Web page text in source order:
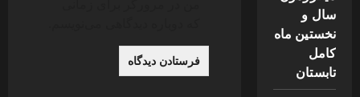
سال و
نخستین ماه
کامل
تابستان